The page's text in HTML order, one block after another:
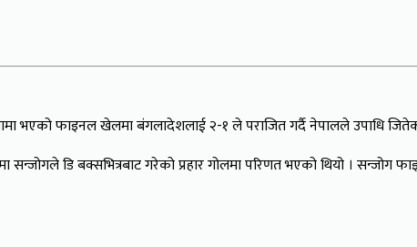
भएको फाइनल खेलमा बंगलादेशलाई २-१ ले पराजित गर्दै नेपालले उपाधि
डि बक्सभित्रबाट गरेको प्रहार गोलमा परिणत भएको थियो । सन्जोग